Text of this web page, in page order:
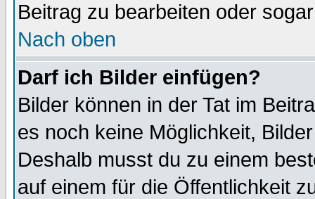
Beitrag zu bearbeiten oder
Nach oben
Darf ich Bilder einfügen?
Bilder können in der Tat im
es noch keine Möglichkeit,
Deshalb musst du zu einem
auf einem für die Öffentlichkeit